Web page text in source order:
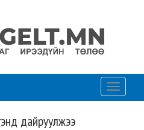
Toggle
дайруулжээ